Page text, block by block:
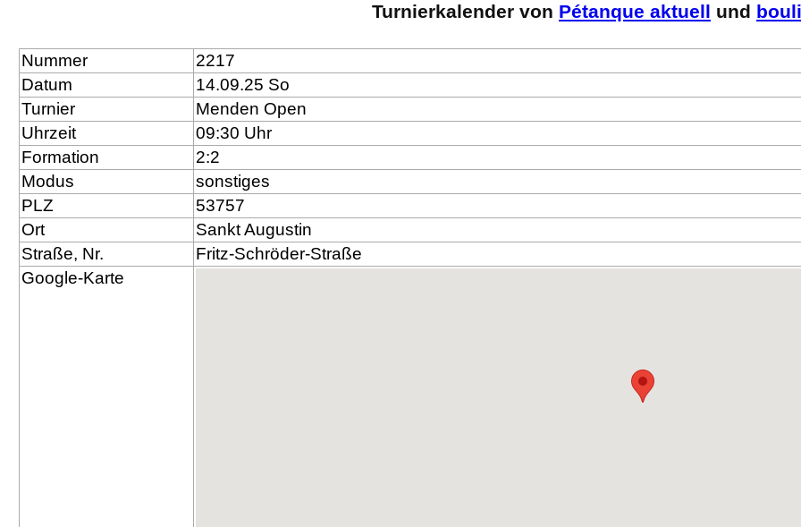
Turnierkalender von Pétanque aktuell und
Nummer
2217
Datum
14.09.25 So
Turnier
Menden Open
Uhrzeit
09:30 Uhr
Formation
2:2
Modus
sonstiges
PLZ
53757
Ort
Sankt Augustin
Straße, Nr.
Fritz-Schröder-Straße
Google-Karte